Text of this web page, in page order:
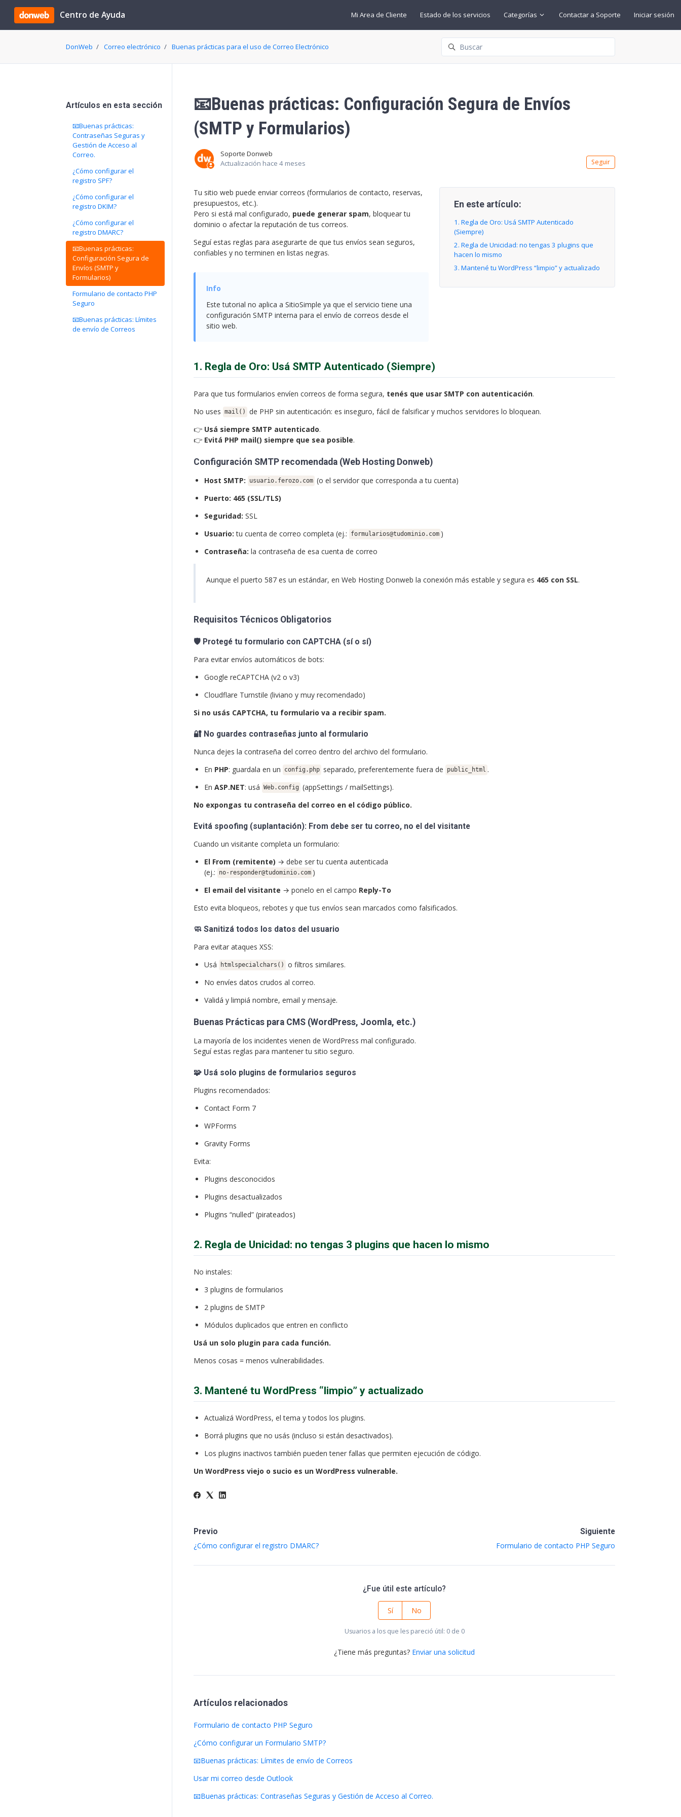
Saltar al contenido principal
Centro de Ayuda Mi Area de Cliente Estado de los servicios Categorías Contactar a Soporte Iniciar sesión
DonWeb Correo electrónico Buenas prácticas para el uso de Correo Electrónico Búsqueda
📧Buenas prácticas: Configuración Segura de Envíos
(SMTP y Formularios)
Soporte Donweb
Actualización hace 4 meses Seguir
En este artículo:
1. Regla de Oro: Usá SMTP Autenticado
(Siempre)
2. Regla de Unicidad: no tengas 3 plugins que
hacen lo mismo
3. Mantené tu WordPress “limpio” y actualizado
Tu sitio web puede enviar correos (formularios de contacto, reservas,
presupuestos, etc.).
Pero si está mal configurado, puede generar spam, bloquear tu
dominio o afectar la reputación de tus correos.
Seguí estas reglas para asegurarte de que tus envíos sean seguros,
confiables y no terminen en listas negras.
Este tutorial no aplica a SitioSimple ya que el servicio tiene una
configuración SMTP interna para el envío de correos desde el
sitio web.
1. Regla de Oro: Usá SMTP Autenticado (Siempre)
Para que tus formularios envíen correos de forma segura, tenés que usar SMTP con autenticación.
No uses mail()
de PHP sin autenticación: es inseguro, fácil de falsificar y muchos servidores lo bloquean.
👉 Usá siempre SMTP autenticado.
👉 Evitá PHP mail() siempre que sea posible.
Configuración SMTP recomendada (Web Hosting Donweb)
Host SMTP: usuario.ferozo.com (o el servidor que corresponda a tu cuenta)
Puerto: 465 (SSL/TLS)
Seguridad: SSL
Usuario: tu cuenta de correo completa (ej.: formularios@tudominio.com )
Contraseña: la contraseña de esa cuenta de correo
Aunque el puerto 587 es un estándar, en Web Hosting Donweb la conexión más estable y segura es 465 con SSL.
Requisitos Técnicos Obligatorios
🛡️ Protegé tu formulario con CAPTCHA (sí o sí)
Para evitar envíos automáticos de bots:
Google reCAPTCHA (v2 o v3)
Cloudflare Turnstile (liviano y muy recomendado)
Si no usás CAPTCHA, tu formulario va a recibir spam.
🔐 No guardes contraseñas junto al formulario
Nunca dejes la contraseña del correo dentro del archivo del formulario.
En PHP: guardala en un config.php separado, preferentemente fuera de public_html .
En ASP.NET: usá Web.config (appSettings / mailSettings).
No expongas tu contraseña del correo en el código público.
Evitá spoofing (suplantación): From debe ser tu correo, no el del visitante
Cuando un visitante completa un formulario:
El From (remitente) → debe ser tu cuenta autenticada
(ej.:
no-responder@tudominio.com )
El email del visitante → ponelo en el campo Reply-To
Esto evita bloqueos, rebotes y que tus envíos sean marcados como falsificados.
🧼 Sanitizá todos los datos del usuario
Para evitar ataques XSS:
Usá
htmlspecialchars()
o filtros similares.
No envíes datos crudos al correo.
Validá y limpiá nombre, email y mensaje.
Buenas Prácticas para CMS (WordPress, Joomla, etc.)
La mayoría de los incidentes vienen de WordPress mal configurado.
Seguí estas reglas para mantener tu sitio seguro.
🧩 Usá solo plugins de formularios seguros
Plugins recomendados:
Contact Form 7
WPForms
Gravity Forms
Evita:
Plugins desconocidos
Plugins desactualizados
Plugins “nulled” (pirateados)
2. Regla de Unicidad: no tengas 3 plugins que hacen lo mismo
No instales:
3 plugins de formularios
2 plugins de SMTP
Módulos duplicados que entren en conflicto
Usá un solo plugin para cada función.
Menos cosas = menos vulnerabilidades.
3. Mantené tu WordPress “limpio” y actualizado
Actualizá WordPress, el tema y todos los plugins.
Borrá plugins que no usás (incluso si están desactivados).
Los plugins inactivos también pueden tener fallas que permiten ejecución de código.
Un WordPress viejo o sucio es un WordPress vulnerable.
Previo
¿Cómo configurar el registro DMARC?
Siguiente
Formulario de contacto PHP Seguro
¿Fue útil este artículo?
Sí No
Usuarios a los que les pareció útil: 0 de 0
¿Tiene más preguntas? Enviar una solicitud
Artículos relacionados
Formulario de contacto PHP Seguro
¿Cómo configurar un Formulario SMTP?
📧Buenas prácticas: Límites de envío de Correos
Usar mi correo desde Outlook
📧Buenas prácticas: Contraseñas Seguras y Gestión de Acceso al Correo.
Artículos en esta sección
📧Buenas prácticas:
Contraseñas Seguras y
Gestión de Acceso al
Correo.
¿Cómo configurar el
registro SPF?
¿Cómo configurar el
registro DKIM?
¿Cómo configurar el
registro DMARC?
📧Buenas prácticas:
Configuración Segura de
Envíos (SMTP y
Formularios)
Formulario de contacto PHP
Seguro
📧Buenas prácticas: Límites
de envío de Correos